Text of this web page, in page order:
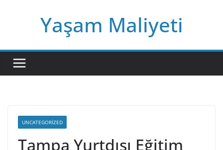
Yaşam Maliyeti
UNCATEGORIZED
Tampa Yurtdışı Eğitim